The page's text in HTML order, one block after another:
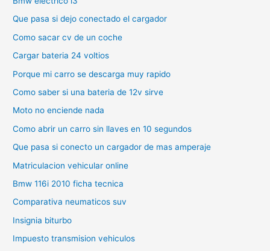
Que pasa si dejo conectado el cargador
Como sacar cv de un coche
Cargar bateria 24 voltios
Porque mi carro se descarga muy rapido
Como saber si una bateria de 12v sirve
Moto no enciende nada
Como abrir un carro sin llaves en 10 segundos
Que pasa si conecto un cargador de mas amperaje
Matriculacion vehicular online
Bmw 116i 2010 ficha tecnica
Comparativa neumaticos suv
Insignia biturbo
Impuesto transmision vehiculos